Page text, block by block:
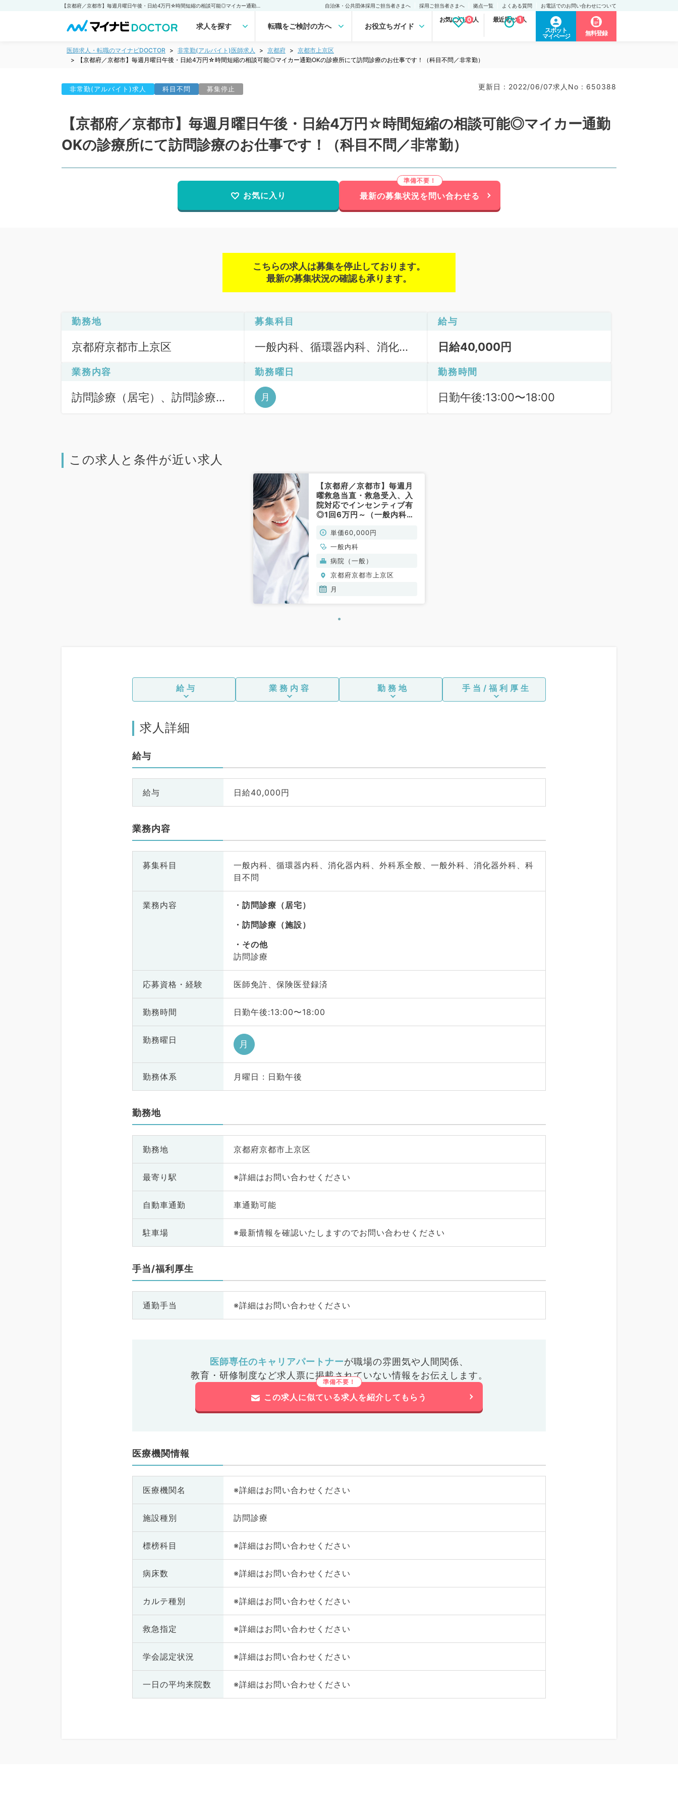
自治体・公共団体採用ご担当者さまへ 採用ご担当者さまへ 拠点一覧 よくある質問 お電話でのお問い合わせについて
求人を探す 転職をご検討の方へ お役立ちガイド
お気に入り求人
0 最近見た求人
1
スポット
マイページ
無料登録
医師求人・転職のマイナビDOCTOR 非常勤(アルバイト)医師求人 京都府
京都市上京区
【京都府／京都市】毎週月曜日午後・日給4万円☆時間短縮の相談可能◎マイカー通勤OKの診療所にて訪問診療のお仕事です！（科目不問／非常勤）
非常勤(アルバイト)求人 科目不問 募集停止 更新日 : 2022/06/07求人No : 650388
【京都府／京都市】毎週月曜日午後・日給4万円☆時間短縮の相談可能◎マイカー通勤
OKの診療所にて訪問診療のお仕事です！（科目不問／非常勤）
お気に入り 最新の募集状況を問い合わせる
こちらの求人は募集を停止しております。
最新の募集状況の確認も承ります。
勤務地
京都府京都市上京区
募集科目
一般内科、循環器内科、消化器
消化器外科、科目不問
給与
日給40,000円
業務内容
訪問診療（居宅）、訪問診療
勤務曜日
月
勤務時間
日勤午後:13:00〜18:00
この求人と条件が近い求人
【京都府／京都市】毎週月
曜救急当直・救急受入、入
院対応でインセンティブ有
◎1回6万円～（一般内科／
単価60,000円
一般内科
病院（一般）
京都府京都市上京区
月
給与 業務内容 勤務地 手当/福利厚生
求人詳細
給与
給与 日給40,000円
業務内容
募集科目
一般内科、循環器内科、消化器内科、外科系全般、一般外科、消化器外科、科
目不問
業務内容
訪問診療（居宅）
訪問診療（施設）
その他
訪問診療
応募資格・ 経験 医師免許、保険医登録済
勤務時間 日勤午後:13:00〜18:00
勤務曜日 月
勤務体系 月曜日 : 日勤午後
勤務地
勤務地 京都府京都市上京区
最寄り駅 ※詳細はお問い合わせください
自動車通勤 車通勤可能
駐車場 ※最新情報を確認いたしますのでお問い合わせください
手当/福利厚生
通勤手当 ※詳細はお問い合わせください
医師専任のキャリアパートナーが職場の雰囲気や人間関係、
教育・研修制度など求人票に掲載されていない情報をお伝えします。
この求人に似ている求人を紹介してもらう
医療機関情報
医療機関名 ※詳細はお問い合わせください
施設種別 訪問診療
標榜科目 ※詳細はお問い合わせください
病床数 ※詳細はお問い合わせください
カルテ種別 ※詳細はお問い合わせください
救急指定 ※詳細はお問い合わせください
学会認定状況 ※詳細はお問い合わせください
一日の平均来院数 ※詳細はお問い合わせください